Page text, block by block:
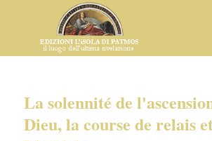
La solennité de
Dieu, la course de relais